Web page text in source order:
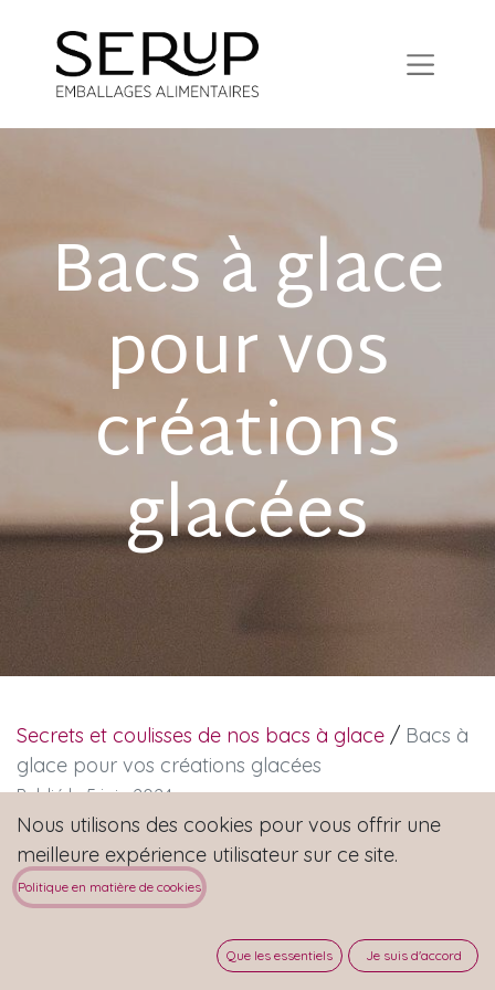
Bacs à glace
pour vos
créations
glacées
Secrets et coulisses de nos bacs à glace / Bacs à
glace pour vos créations glacées
Publié le 5 juin 2024
Bacs à glace pour glaciers 🍦
Nous utilisons des cookies pour vous offrir une
meilleure expérience utilisateur sur ce site.
Politique en matière de cookies
Que les essentiels Je suis d'accord